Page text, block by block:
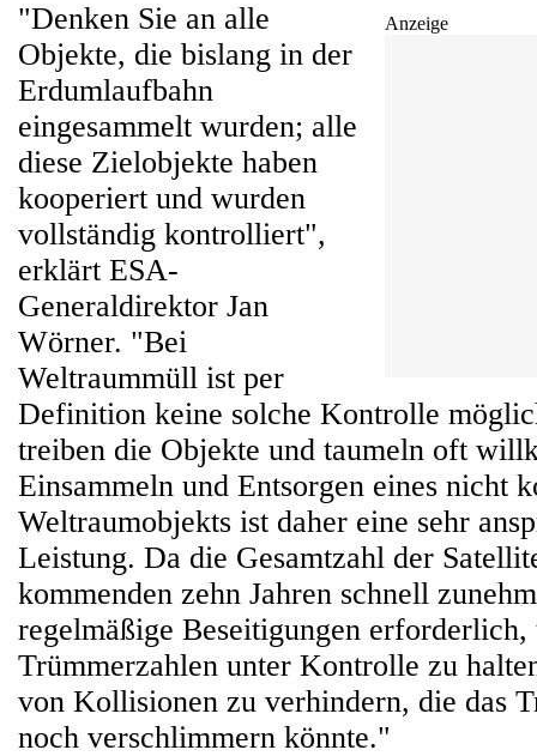
Anzeige
"Denken Sie an alle
Objekte, die bislang in der
Erdumlaufbahn
eingesammelt wurden; alle
diese Zielobjekte haben
kooperiert und wurden
vollständig kontrolliert",
erklärt ESA-
Generaldirektor Jan
Wörner. "Bei
Weltraummüll ist per
Definition keine solche Kontrolle
treiben die Objekte und taumeln oft
Einsammeln und Entsorgen eines nicht
Weltraumobjekts ist daher eine sehr
Leistung. Da die Gesamtzahl der
kommenden zehn Jahren schnell
regelmäßige Beseitigungen erforderlich,
Trümmerzahlen unter Kontrolle zu
von Kollisionen zu verhindern, die das
noch verschlimmern könnte."